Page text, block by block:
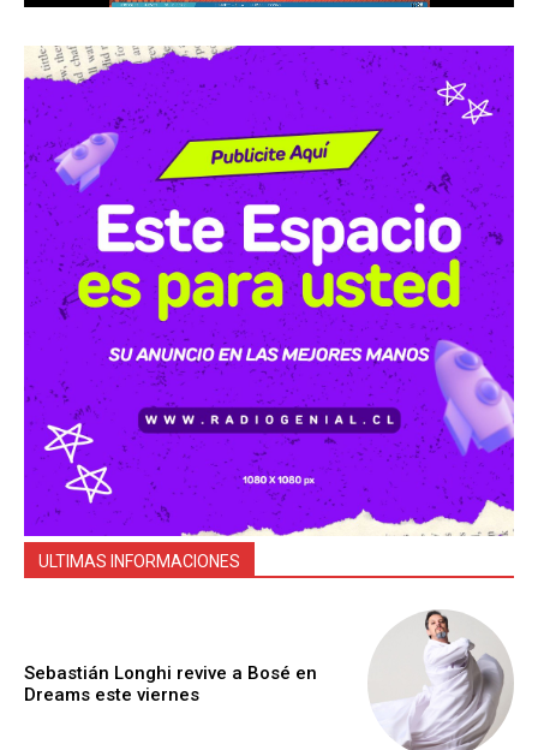
ULTIMAS INFORMACIONES
Sebastián Longhi revive a Bosé en
Dreams este viernes